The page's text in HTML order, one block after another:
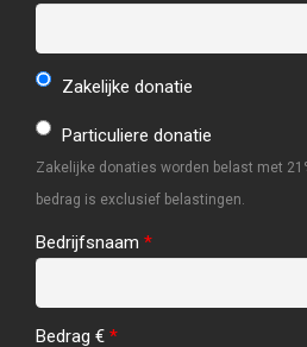
Zakelijke donatie
Particuliere donatie
Zakelijke donaties worden belast met
bedrag is exclusief belastingen.
Bedrijfsnaam *
Bedrag € *